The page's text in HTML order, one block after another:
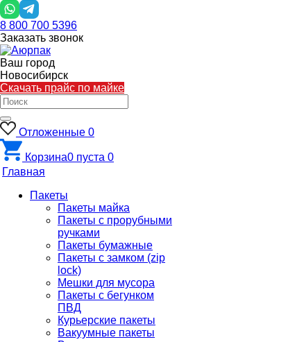
8 800 700 5396
Заказать звонок
Ваш город
Новосибирск
Скачать прайс по майке
Отложенные 0
Корзина0 пуста 0
Главная
Пакеты
Пакеты майка
Пакеты с прорубными
ручками
Пакеты бумажные
Пакеты с замком (zip
lock)
Мешки для мусора
Пакеты с бегунком
ПВД
Курьерские пакеты
Вакуумные пакеты